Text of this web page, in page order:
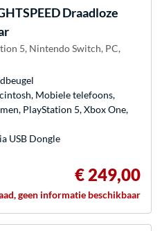
Draadloze
5, Nintendo Switch, PC,
Mobiele telefoons,
PlayStation 5, Xbox One,
USB Dongle
€ 249,00
geen informatie beschikbaar